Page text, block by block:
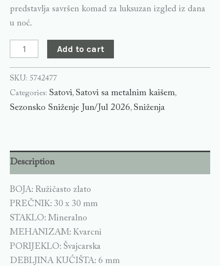
predstavlja savršen komad za luksuzan izgled iz dana
u noć.
Add to cart
SKU: 5742477
Categories: Satovi, Satovi sa metalnim kaišem,
Sezonsko Sniženje Jun/Jul 2026, Sniženja
Description
BOJA: Ružičasto zlato
PREČNIK: 30 x 30 mm
STAKLO: Mineralno
MEHANIZAM: Kvarcni
PORIJEKLO: Švajcarska
DEBLJINA KUĆIŠTA: 6 mm